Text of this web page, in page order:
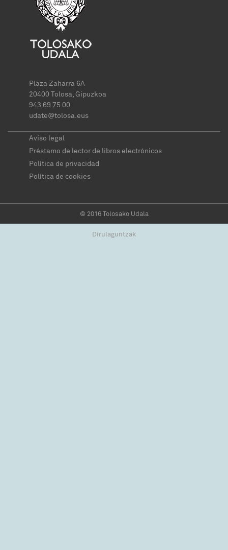
Plaza Zaharra 6A
20400 Tolosa, Gipuzkoa
943 69 75 00
udate@tolosa.eus
Aviso legal
Préstamo de lector de libros electrónicos
Política de privacidad
Política de cookies
© 2016 Tolosako Udala
Dirulaguntzak